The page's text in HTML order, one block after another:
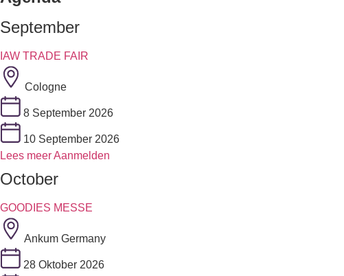
September
IAW TRADE FAIR
Cologne
8 September 2026
10 September 2026
Lees meerAanmelden
October
GOODIES MESSE
Ankum Germany
28 Oktober 2026